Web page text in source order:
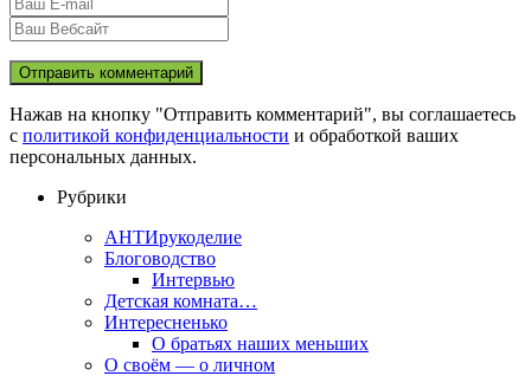
Нажав на кнопку "Отправить комментарий", вы соглашаетесь
с политикой конфиденциальности и обработкой ваших
персональных данных.
Рубрики
АНТИрукоделие
Блоговодство
Интервью
Детская комната…
Интересненько
О братьях наших меньших
О своём — о личном